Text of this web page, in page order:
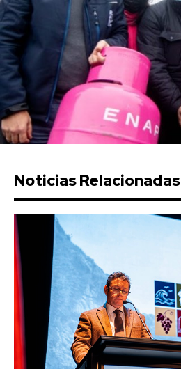
Noticias Relacionadas